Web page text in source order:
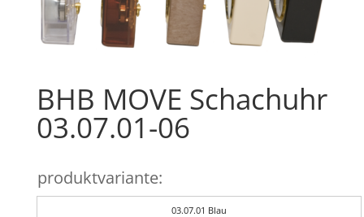
BHB MOVE Schachuhr
03.07.01-06
produktvariante:
03.07.01 Blau